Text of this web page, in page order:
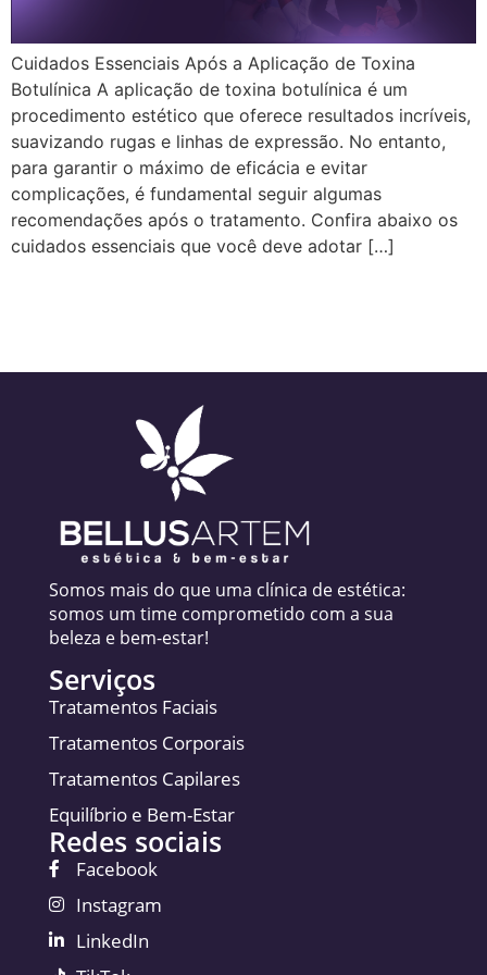
Cuidados Essenciais Após a Aplicação de Toxina
Botulínica A aplicação de toxina botulínica é um
procedimento estético que oferece resultados incríveis,
suavizando rugas e linhas de expressão. No entanto,
para garantir o máximo de eficácia e evitar
complicações, é fundamental seguir algumas
recomendações após o tratamento. Confira abaixo os
cuidados essenciais que você deve adotar […]
Somos mais do que uma clínica de estética:
somos um time comprometido com a sua
beleza e bem-estar!
Serviços
Tratamentos Faciais
Tratamentos Corporais
Tratamentos Capilares
Equilíbrio e Bem-Estar
Redes sociais
Facebook
Instagram
LinkedIn